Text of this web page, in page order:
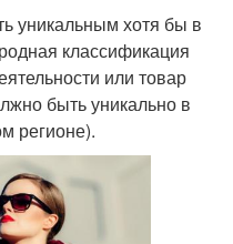
уникальным хотя бы в
классификация
или товар
быть уникально в
регионе).